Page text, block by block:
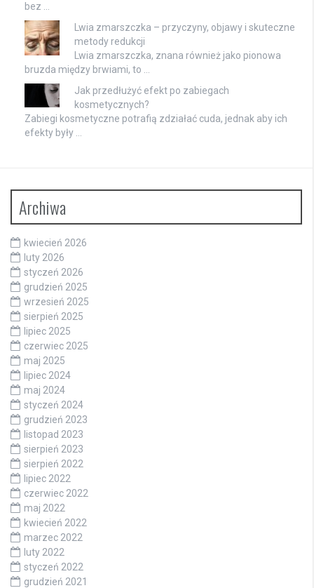
bez …
Lwia zmarszczka – przyczyny, objawy i skuteczne
metody redukcji
Lwia zmarszczka, znana również jako pionowa
bruzda między brwiami, to …
Jak przedłużyć efekt po zabiegach
kosmetycznych?
Zabiegi kosmetyczne potrafią zdziałać cuda, jednak aby ich
efekty były …
Archiwa
kwiecień 2026
luty 2026
styczeń 2026
grudzień 2025
wrzesień 2025
sierpień 2025
lipiec 2025
czerwiec 2025
maj 2025
lipiec 2024
maj 2024
styczeń 2024
grudzień 2023
listopad 2023
sierpień 2023
sierpień 2022
lipiec 2022
czerwiec 2022
maj 2022
kwiecień 2022
marzec 2022
luty 2022
styczeń 2022
grudzień 2021